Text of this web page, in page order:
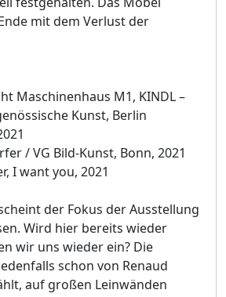
mit dem Verlust der
Maschinenhaus M1, KINDL –
Kunst, Berlin
/ VG Bild-Kunst, Bonn, 2021
I want you, 2021
der Fokus der Ausstellung
Wird hier bereits wieder
wir uns wieder ein? Die
schon von Renaud
auf großen Leinwänden